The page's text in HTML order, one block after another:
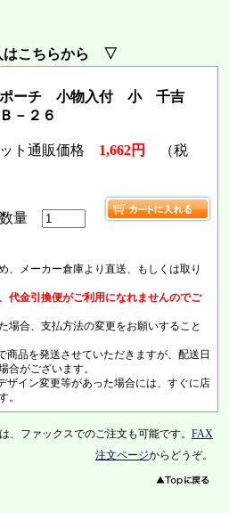
こちらから ▽
ポーチ 小物入付 小 千吉
－２６
ト通販価格 1,662円
（税
量
、メーカー倉庫より直送、もしくは取り
代金引換便がご利用になれませんのでご
場合、支払方法の変更をお願いすること
品を発送させていただきますが、配送日
合がございます。
イン変更等があった場合には、すぐに店
。
ファックスでのご注文も可能です。 FAX
注文ページからどうぞ。